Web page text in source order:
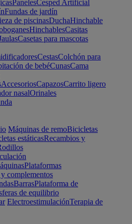
PanelesCesped Artificial
Fundas de jardín
de piscinasDuchaHinchable
HinchablesCasitas
Casetas para mascotas
CestasColchón para
de bebéCunasCama
AccesoriosCapazosCarrito ligero
nasalOrinales
Máquinas de remoBicicletas
estáticasRecambios y
Plataformas
complementos
BarrasPlataforma de
de equilibrio
ElectroestimulaciónTerapia de